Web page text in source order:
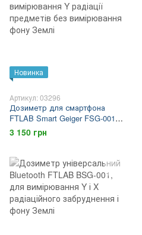
Новинка
Артикул: 03296
Дозиметр для смартфона
FTLAB Smart Geiger FSG-001,
для вимірювання Y радіації
предметів без вимірювання
3 150 грн